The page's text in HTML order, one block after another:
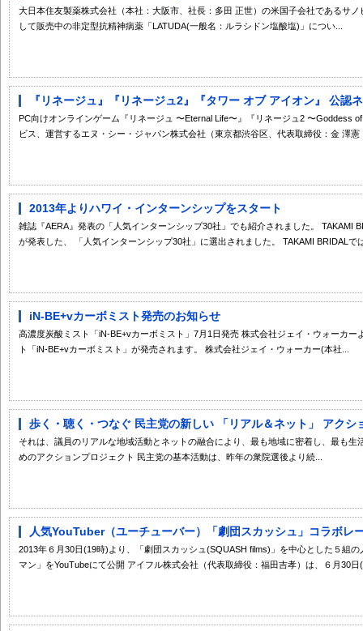
大日本住友製薬株式会社（本社：大阪市、社長：多田 正世）の米国子会社であるサ
して販売中の非定型抗精神病薬「LATUDA(一般名：ルラシドン塩酸塩)」につい...
『リネージュ』『リネージュ2』『タワー オブ アイオン』 公認
PC向けオンラインゲーム『リネージュ 〜Eternal Life〜』『リネージュ2 〜Goddess
ビス、運営するエヌ・シー・ジャパン株式会社（東京都渋谷区、代表取締役：金 澤憲
2013年よりハワイ・インターンシップをスタート
雑誌『AERA』発表の「人気インターンシップ30社」でも紹介されました。 TAKAMI
が発表した、 「人気インターンシップ30社」に選出されました。 TAKAMI BRIDALで
iN-BE+vカーボミスト発売のお知らせ
高濃度炭酸ミスト「iN-BE+vカーボミスト」7月1日発売 株式会社ジェイ・ウォーカ
ト「iN-BE+vカーボミスト」が発売されます。 株式会社ジェイ・ウォーカー(本社...
歩く・聴く・つなぐ 民主党の新しい 「リアル＆ネット」 アクシ
それは、議員のリアルな地域活動とネットの融合により、最も地域に密着し、最も
めのアクションプロジェクト 民主党の基本活動は、昨年の衆院選後より続...
人気YouTuber（ユーチューバー）「劇団スカッシュ」コラボレ
2013年６月30日(19時)より、「劇団スカッシュ(SQUASH films)」を中心とした５組
マン」をYouTubeにて公開 アイフル株式会社（代表取締役：福田吉孝）は、６月30日